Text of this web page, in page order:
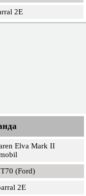
2E
Elva Mark II
(Ford)
2E